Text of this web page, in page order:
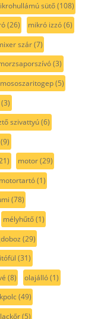
sütő(108)
(26) mikró izzó(6)
szár(7)
(3)
mososzaritogep(5)
(3)
szivattyú(6)
(9)
motor(29)
motortartó(1)
(78)
mélyhűtő(1)
(29)
(31)
(8) olajálló(1)
(49)
(5)